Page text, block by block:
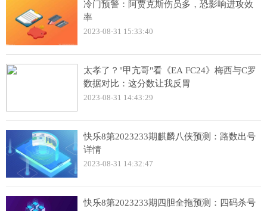
冷门预警：阿贾克斯伤员多，恐影响进攻效
率
2023-08-31 15:33:40
太孝了？"甲亢哥"看《EA FC24》梅西与C罗
数据对比：这分数让我反胃
2023-08-31 14:43:29
快乐8第2023233期麒麟八侠预测：路数出号
详情
2023-08-31 14:32:47
快乐8第2023233期四胆全拖预测：四码杀号